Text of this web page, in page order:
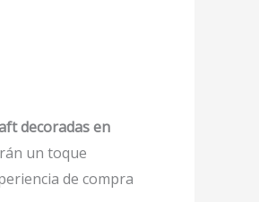
decoradas en
un toque
de compra